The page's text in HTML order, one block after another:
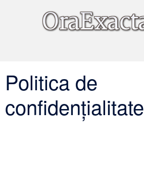
Politica de
confidențialitate